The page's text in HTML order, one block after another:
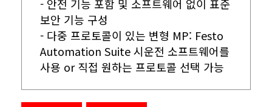
- 안전 기능 포함 및 소프트웨어 없이 표준
보안 기능 구성
- 다중 프로토콜이 있는 변형 MP: Festo
Automation Suite 시운전 소프트웨어를
사용 or 직접 원하는 프로토콜 선택 가능